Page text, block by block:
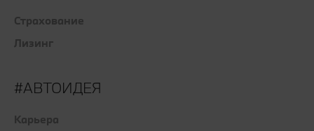
Страхование
Лизинг
#АВТОИДЕЯ
Карьера